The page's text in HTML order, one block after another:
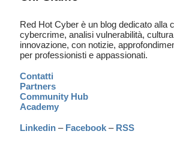
Red Hot Cyber è un blog dedicato alla
cybercrime, analisi vulnerabilità,
innovazione, con notizie,
per professionisti e appassionati.
Contatti
Partners
Community Hub
Academy
Linkedin – Facebook – RSS